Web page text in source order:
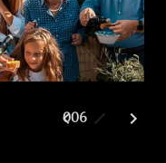
002
006